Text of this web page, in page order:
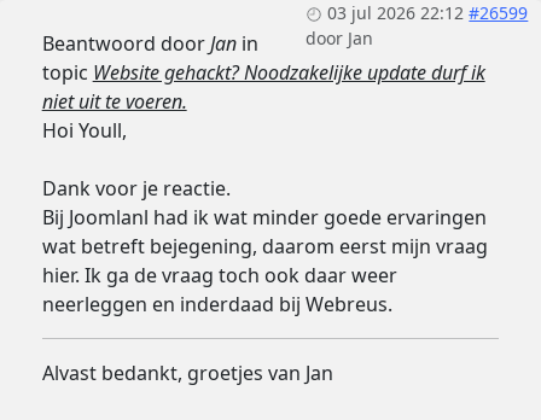
03 jul 2026 22:12 #26599
door Jan
Beantwoord doorJanin
topic Website gehackt? Noodzakelijke update durf ik
niet uit te voeren.
Hoi Youll,
Dank voor je reactie.
Bij Joomlanl had ik wat minder goede ervaringen
wat betreft bejegening, daarom eerst mijn vraag
hier. Ik ga de vraag toch ook daar weer
neerleggen en inderdaad bij Webreus.
Alvast bedankt, groetjes van Jan